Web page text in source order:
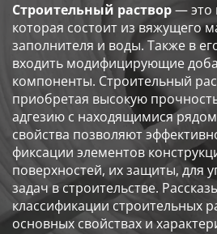
Строительный раствор— это
которая состоит из вяжущего
заполнителя и воды. Также в
входить модифицирующие
компоненты. Строительный
приобретая высокую
адгезию с находящимися
свойства позволяют
фиксации элементов
поверхностей, их защиты, для
задач в строительстве.
классификации строительных
основных свойствах и